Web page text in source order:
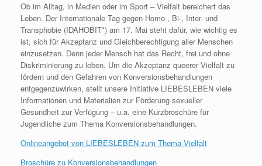
Ob im Alltag, in Medien oder im Sport – Vielfalt bereichert das
Leben. Der Internationale Tag gegen Homo-, Bi-, Inter- und
Transphobie (IDAHOBIT*) am 17. Mai steht dafür, wie wichtig es
ist, sich für Akzeptanz und Gleichberechtigung aller Menschen
einzusetzen. Denn jeder Mensch hat das Recht, frei und ohne
Diskriminierung zu leben. Um die Akzeptanz queerer Vielfalt zu
fördern und den Gefahren von Konversionsbehandlungen
entgegenzuwirken, stellt unsere Initiative LIEBESLEBEN viele
Informationen und Materialien zur Förderung sexueller
Gesundheit zur Verfügung – u.a. eine Kurzbroschüre für
Jugendliche zum Thema Konversionsbehandlungen.
Onlineangebot von LIEBESLEBEN zum Thema Vielfalt
Broschüre zu Konversionsbehandlungen